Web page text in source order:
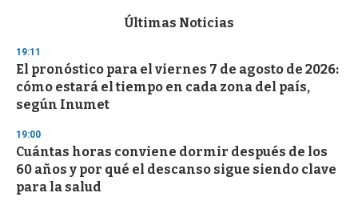
d
s
o
f
3
s
e
c
o
n
d
Últimas Noticias
19:11
El pronóstico para el viernes 7 de agosto de 2026:
cómo estará el tiempo en cada zona del país,
según Inumet
19:00
Cuántas horas conviene dormir después de los
60 años y por qué el descanso sigue siendo clave
para la salud